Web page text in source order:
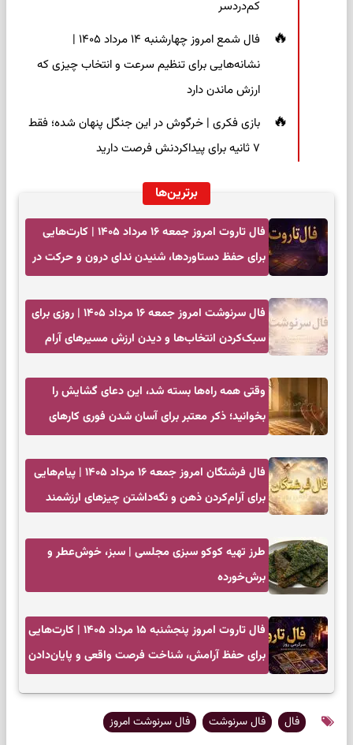
کم‌دردسر
فال شمع امروز چهارشنبه ۱۴ مرداد ۱۴۰۵ |
نشانه‌هایی برای تنظیم سرعت و انتخاب چیزی که
ارزش ماندن دارد
بازی فکری | خرگوش در این جنگل پنهان شده؛ فقط
۷ ثانیه برای پیداکردنش فرصت دارید
برترین‌ها
فال تاروت امروز جمعه ۱۶ مرداد ۱۴۰۵ | کارت‌هایی
برای حفظ دستاوردها، شنیدن ندای درون و حرکت در
فال سرنوشت امروز جمعه ۱۶ مرداد ۱۴۰۵ | روزی برای
سبک‌کردن انتخاب‌ها و دیدن ارزش مسیرهای آرام
وقتی همه راه‌ها بسته شد، این دعای گشایش را
بخوانید؛ ذکر معتبر برای آسان شدن فوری کارهای
فال فرشتگان امروز جمعه ۱۶ مرداد ۱۴۰۵ | پیام‌هایی
برای آرام‌کردن ذهن و نگه‌داشتن چیزهای ارزشمند
طرز تهیه کوکو سبزی مجلسی | سبز، خوش‌عطر و
برش‌خورده
فال تاروت امروز پنجشنبه ۱۵ مرداد ۱۴۰۵ | کارت‌هایی
برای حفظ آرامش، شناخت فرصت واقعی و پایان‌دادن
فال فال سرنوشت فال سرنوشت امروز